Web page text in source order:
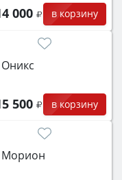
000 в корзину
Оникс
500 в корзину
Морион